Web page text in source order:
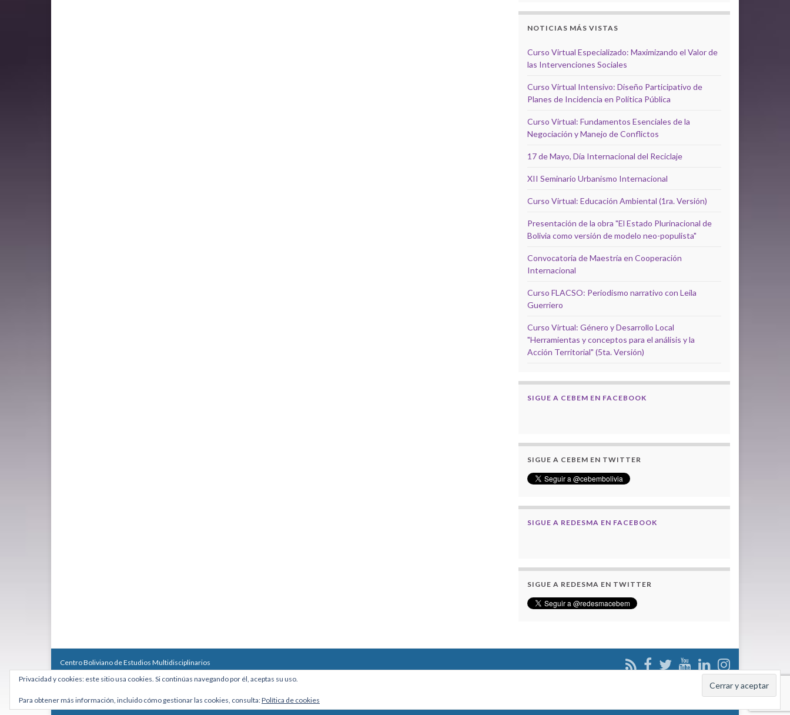
NOTICIAS MÁS VISTAS
Curso Virtual Especializado: Maximizando el Valor de
las Intervenciones Sociales
Curso Virtual Intensivo: Diseño Participativo de
Planes de Incidencia en Política Pública
Curso Virtual: Fundamentos Esenciales de la
Negociación y Manejo de Conflictos
17 de Mayo, Día Internacional del Reciclaje
XII Seminario Urbanismo Internacional
Curso Virtual: Educación Ambiental (1ra. Versión)
Presentación de la obra "El Estado Plurinacional de
Bolivia como versión de modelo neo-populista"
Convocatoria de Maestría en Cooperación
Internacional
Curso FLACSO: Periodismo narrativo con Leila
Guerriero
Curso Virtual: Género y Desarrollo Local
"Herramientas y conceptos para el análisis y la
Acción Territorial" (5ta. Versión)
SIGUE A CEBEM EN FACEBOOK
SIGUE A CEBEM EN TWITTER
SIGUE A REDESMA EN FACEBOOK
SIGUE A REDESMA EN TWITTER
Centro Boliviano de Estudios Multidisciplinarios
Calle Macario Pinilla # 2588 esq. Av. Arce, Edificio Arcadia, Mezzanine, Of. 101 - La Paz, Bolivia
Teléfono: +591 2431818 - Celular: +591 73027636
Hecho con
por Graphene Themes.
Privacidad y cookies: este sitio usa cookies. Si continúas navegando por él, aceptas su uso.
Para obtener más información, incluido cómo gestionar las cookies, consulta:Política de cookies